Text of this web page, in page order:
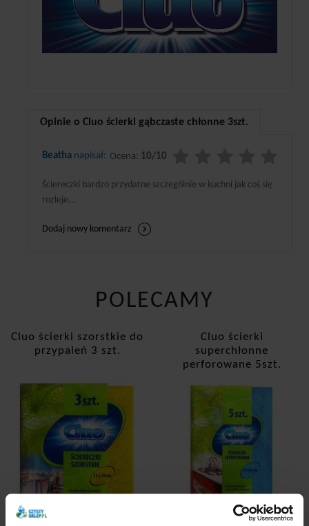
Opinie o Cluo ścierki gąbczaste chłonne 3szt.
Beatha napisał: Ocena: 10/10
Ściereczki bardzo przydatne szczególnie w kuchni jak coś się
rozleje...
Dodaj nowy komentarz
POLECAMY
Cluo ścierki szorstkie do
przypaleń 3 szt.
Cluo ścierki
superchłonne
perforowane 5szt.